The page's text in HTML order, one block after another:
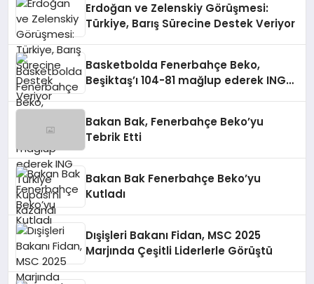
Erdoğan ve Zelenskiy Görüşmesi:
Türkiye, Barış Sürecine Destek Veriyor
Basketbolda Fenerbahçe Beko,
Beşiktaş’ı 104-81 mağlup ederek ING
Bakan Bak, Fenerbahçe Beko’yu
Tebrik Etti
Bakan Bak Fenerbahçe Beko’yu
Kutladı
Dışişleri Bakanı Fidan, MSC 2025
Marjında Çeşitli Liderlerle Görüştü